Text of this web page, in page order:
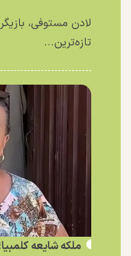
لادن مستوفی،
تازه‌ترین...